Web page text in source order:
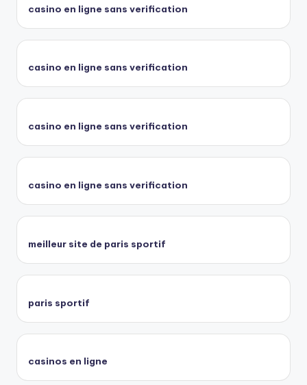
casino en ligne sans verification
casino en ligne sans verification
casino en ligne sans verification
casino en ligne sans verification
meilleur site de paris sportif
paris sportif
casinos en ligne